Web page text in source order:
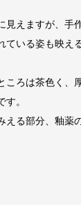
えますが、手
いる姿も映え
ろは茶色く、
。
える部分、釉